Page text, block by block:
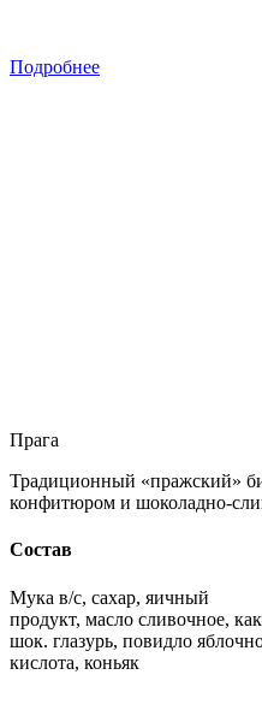
Подробнее
Прага
Традиционный «пражский»
конфитюром и шоколадно-
Состав
Мука в/с, сахар, яичный
продукт, масло сливочное,
шок. глазурь, повидло
кислота, коньяк